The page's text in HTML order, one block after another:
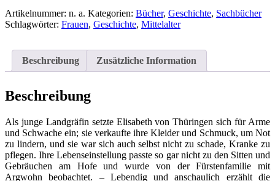
von
Thüringen
Kraft
der
Menge
Artikelnummer: n. a. Kategorien: Bücher, Geschichte, Sachbücher
Schlagwörter: Frauen, Geschichte, Mittelalter
Beschreibung Zusätzliche Information
Beschreibung
Als junge Landgräfin setzte Elisabeth von Thüringen sich für Arme
und Schwache ein; sie verkaufte ihre Kleider und Schmuck, um Not
zu lindern, und sie war sich auch selbst nicht zu schade, Kranke zu
pflegen. Ihre Lebenseinstellung passte so gar nicht zu den Sitten und
Gebräuchen am Hofe und wurde von der Fürstenfamilie mit
Argwohn beobachtet. – Lebendig und anschaulich erzählt die